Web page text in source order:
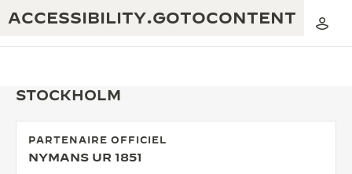
ACCESSIBILITY.GOTOCONTENT
EXCELLENCE : PLUS DE 190 ANS
STOCKHOLM
PARTENAIRE OFFICIEL
NYMANS UR 1851